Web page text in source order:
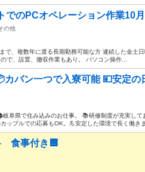
でのPCオペレーション作業10
の他
で、複数年に渡る長期勤務可能な方 連続した金土
で、設置、撤収作業もあり。 パソコン操作...
バン一つで入寮可能 💴安定の
阜県で住み込みのお仕事。 📚研修制度が充実して
ップルでの応募もOK。💪安定した環境で長く働き
食事付き🟦